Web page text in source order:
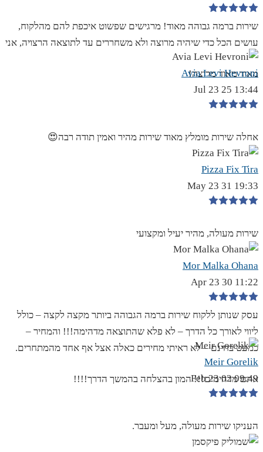
שירות ברמה גבוהה מאוד! מרגישים שפשוט איכפת להם מהלקוח,
עושים הכל כדי שיהיה מרוצה ולא משחררים עד לתוצאה הרצויה, אני
מאוד מאוד מרוצה!
Avia Levi Hevroni
13:44 25 Jul 23
אחלה שירות מומלץ מאוד שירות מהיר ואמין תודה רבה😍
Pizza Fix Tira
19:33 31 May 23
שירות מעולה, מהיר יעיל ומקצועי
Mor Malka Ohana
11:22 30 Apr 23
עסק שנותן ללקוח שירות ברמה הגבוהה ביותר מקצה לקצה – כולל
ליווי לאורך כל הדרך – לא פלא שהתוצאה מדהימה!!! והמחיר –
כמעט בחינם – לא ראיתי מחירים כאלה אצל אף אחד מהמתחרים.
אתם מדהימים!!! המון בהצלחה בהמשך הדרך!!!!
Meir Gorelik
09:49 02 Feb 23
העניקו שירות מעולה, מעל ומעבר.